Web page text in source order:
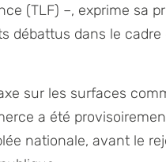
(TLF) –, exprime sa
dans le cadre
sur les surfaces
a été
nationale, avant le